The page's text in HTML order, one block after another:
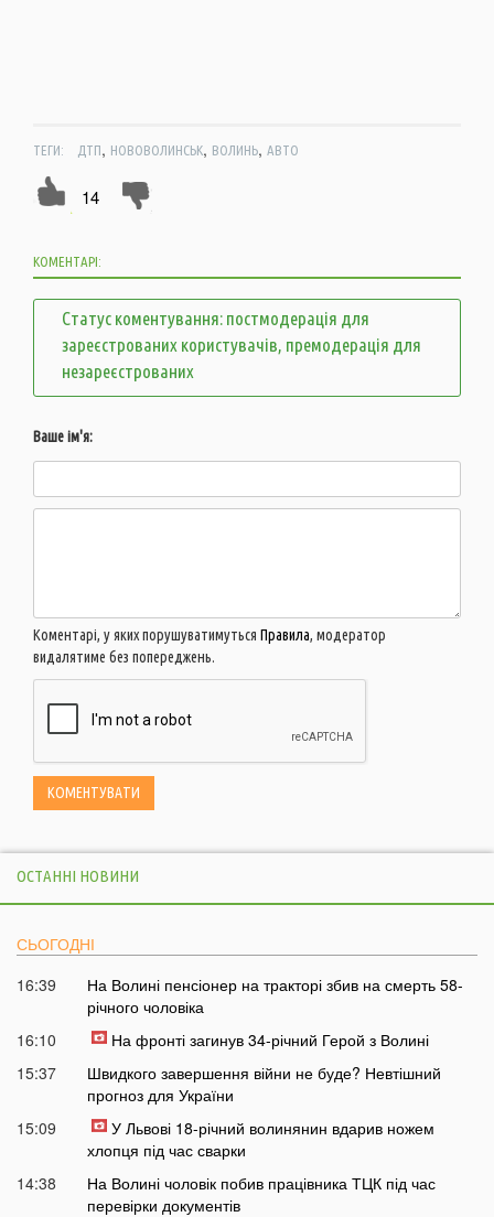
ТЕГИ: ДТП, НОВОВОЛИНСЬК, ВОЛИНЬ, АВТО
14
КОМЕНТАРІ:
Статус коментування: постмодерація для
зареєстрованих користувачів, премодерація для
незареєстрованих
Ваше ім'я:
Коментарі, у яких порушуватимуться Правила, модератор
видалятиме без попереджень.
ОСТАННІ НОВИНИ
СЬОГОДНІ
16:39
На Волині пенсіонер на тракторі збив на смерть 58-
річного чоловіка
16:10
На фронті загинув 34-річний Герой з Волині
15:37
Швидкого завершення війни не буде? Невтішний
прогноз для України
15:09
У Львові 18-річний волинянин вдарив ножем
хлопця під час сварки
14:38
На Волині чоловік побив працівника ТЦК під час
перевірки документів